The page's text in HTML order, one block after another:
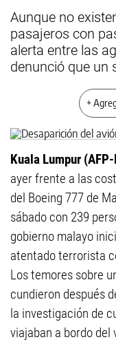
Aunque no
pasajeros con
alerta entre las
denunció que un
+
Kuala Lumpur (AFP-
ayer frente a las
del Boeing 777 de
sábado con 239
gobierno malayo
atentado terrorista
Los temores sobre
cundieron después
la investigación de
viajaban a bordo del